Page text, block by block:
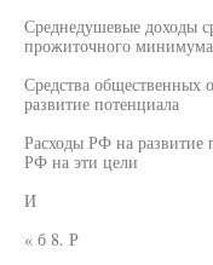
Среднедушевые доходы
прожиточного минимума
Средства общественных
развитие потенциала
Расходы РФ на развитие
РФ на эти цели
И
« б 8. Р